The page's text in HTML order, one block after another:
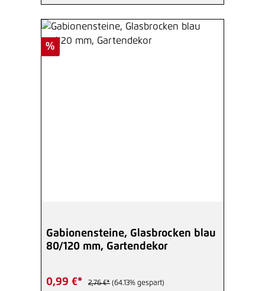
Rabatt
%
Gabionensteine, Glasbrocken blau
80/120 mm, Gartendekor
0,99 €* 2,76 €* (64.13% gespart)